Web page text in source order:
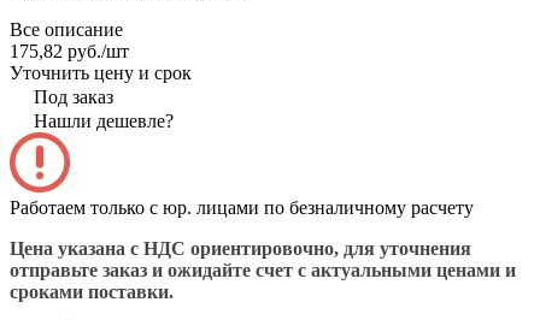
Все описание
175,82 руб./шт
Уточнить цену и срок
Под заказ
Нашли дешевле?
Работаем только с юр. лицами по безналичному расчету
Цена указана с НДС ориентировочно, для уточнения
отправьте заказ и ожидайте счет с актуальными ценами и
сроками поставки.